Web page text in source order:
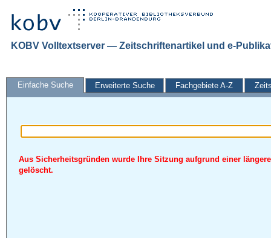
KOBV Volltextserver — Zeitschriftenartikel und e-
Einfache Suche Erweiterte Suche Fachgebiete A-Z
Aus Sicherheitsgründen wurde Ihre Sitzung aufgrund einer
gelöscht.